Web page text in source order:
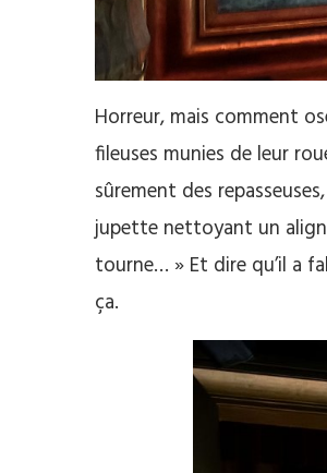
Horreur, mais comment
fileuses munies de leur
sûrement des
jupette nettoyant un
tourne… » Et dire qu’il a
ça.